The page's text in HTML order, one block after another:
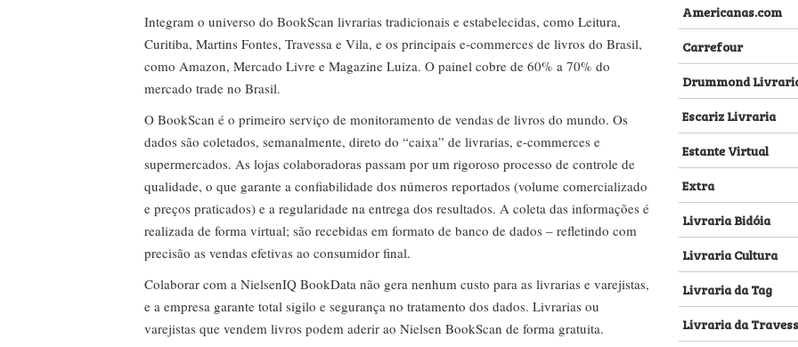
Integram o universo do BookScan livrarias tradicionais e estabelecidas, como Leitura,
Curitiba, Martins Fontes, Travessa e Vila, e os principais e-commerces de livros do Brasil,
como Amazon, Mercado Livre e Magazine Luiza. O painel cobre de 60% a 70% do
mercado trade no Brasil.
O BookScan é o primeiro serviço de monitoramento de vendas de livros do mundo. Os
dados são coletados, semanalmente, direto do “caixa” de livrarias, e-commerces e
supermercados. As lojas colaboradoras passam por um rigoroso processo de controle de
qualidade, o que garante a confiabilidade dos números reportados (volume comercializado
e preços praticados) e a regularidade na entrega dos resultados. A coleta das informações é
realizada de forma virtual; são recebidas em formato de banco de dados – refletindo com
precisão as vendas efetivas ao consumidor final.
Colaborar com a NielsenIQ BookData não gera nenhum custo para as livrarias e varejistas,
e a empresa garante total sigilo e segurança no tratamento dos dados. Livrarias ou
varejistas que vendem livros podem aderir ao Nielsen BookScan de forma gratuita.
Americanas.com
Carrefour
Drummond
Escariz Livraria
Estante Virtual
Extra
Livraria Bidóia
Livraria Cultura
Livraria da Tag
Livraria da